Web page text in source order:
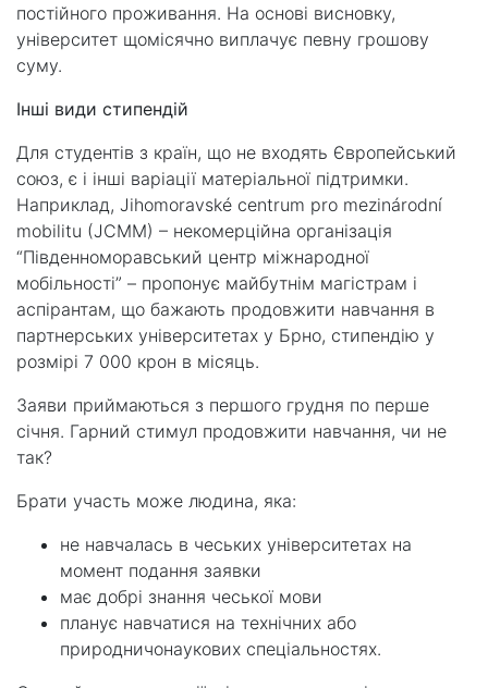
постійного проживання. На основі висновку,
університет щомісячно виплачує певну грошову
суму.
Інші види стипендій
Для студентів з країн, що не входять Європейський
союз, є і інші варіації матеріальної підтримки.
Наприклад, Jihomoravské centrum pro mezinárodní
mobilitu (JCMM) – некомерційна організація
“Південноморавський центр міжнародної
мобільності” – пропонує майбутнім магістрам і
аспірантам, що бажають продовжити навчання в
партнерських університетах у Брно, стипендію у
розмірі 7 000 крон в місяць.
Заяви приймаються з першого грудня по перше
січня. Гарний стимул продовжити навчання, чи не
так?
Брати участь може людина, яка:
не навчалась в чеських університетах на
момент подання заявки
має добрі знання чеської мови
планує навчатися на технічних або
природничонаукових спеціальностях.